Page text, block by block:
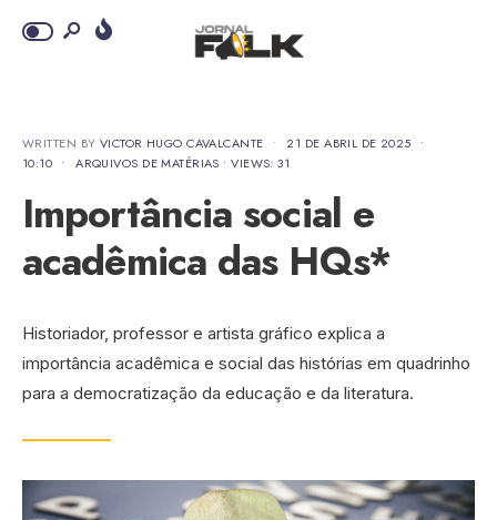
WRITTEN BY VICTOR HUGO CAVALCANTE • 21 DE ABRIL DE 2025
•
10:10 • ARQUIVOS DE MATÉRIAS •VIEWS: 31
Importância social e
acadêmica das HQs*
Historiador, professor e artista gráfico explica a
importância acadêmica e social das histórias em quadrinho
para a democratização da educação e da literatura.